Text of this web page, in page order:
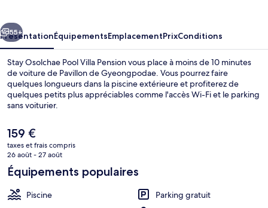
Pension
Suivant
55+
PrésentationÉquipementsEmplacementPrixConditions
Stay Osolchae Pool Villa Pension vous place à moins de 10 minutes
de voiture de Pavillon de Gyeongpodae. Vous pourrez faire
quelques longueurs dans la piscine extérieure et profiterez de
quelques petits plus appréciables comme l'accès Wi-Fi et le parking
sans voiturier.
Le
prix
actuel
est
de
159 €
taxes et frais compris
26 août - 27 août
Équipements populaires
Piscine
Parking gratuit